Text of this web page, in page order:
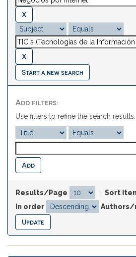
Start a new search
Add filters:
Use filters to refine the search results.
Results/Page
Sort
In order